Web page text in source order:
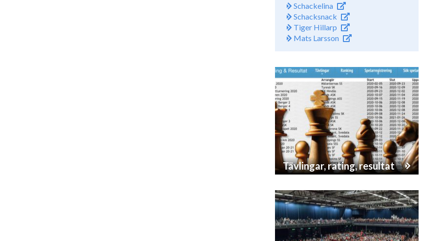
Schackelina
Schacksnack
Tiger Hillarp
Mats Larsson
Tävlingar, rating, resultat